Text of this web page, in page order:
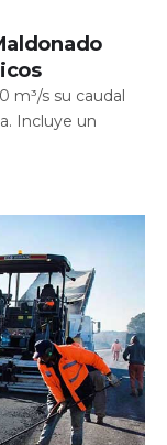
m³/s su caudal
Incluye un